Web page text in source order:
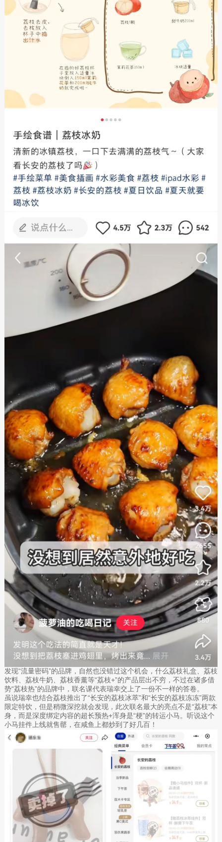
发现“流量密码”的品牌，自然也没错过这个机会，什么荔枝礼盒、荔枝
饮料、荔枝牛奶、荔枝香薰等“荔枝+”的产品层出不穷，不过在诸多借
势“荔枝热”的品牌中，联名课代表瑞幸交上了一份不一样的答卷。
虽说瑞幸也结合荔枝推出了“长安的荔枝冰萃”和“长安的荔枝冻冻”两款
限定特饮，但是稍微深挖就会发现，此次联名最大的亮点不是“荔枝”本
身，而是深度绑定内容的超长预热+浑身是“梗”的转运小马。听说这个
小马挂件上线就售罄，在咸鱼上都炒到了好几百！